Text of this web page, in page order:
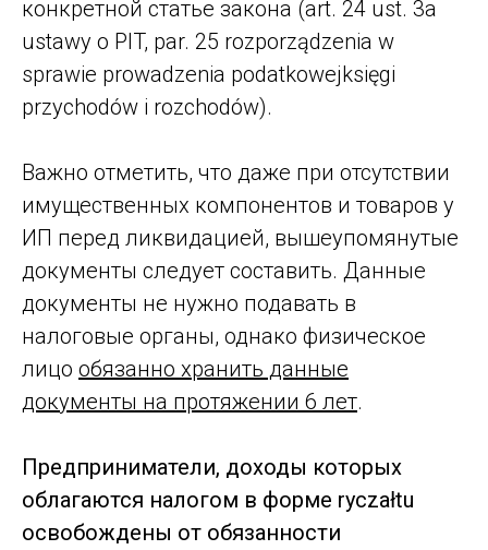
конкретной статье закона (art. 24 ust. 3a
ustawy o PIT, par. 25 rozporządzenia w
sprawie prowadzenia podatkowejksięgi
przychodów i rozchodów).
Важно отметить, что даже при отсутствии
имущественных компонентов и товаров у
ИП перед ликвидацией, вышеупомянутые
документы следует составить. Данные
документы не нужно подавать в
налоговые органы, однако физическое
лицо обязанно хранить данные
документы на протяжении 6 лет.
Предприниматели, доходы которых
облагаются налогом в форме ryczałtu
освобождены от обязанности